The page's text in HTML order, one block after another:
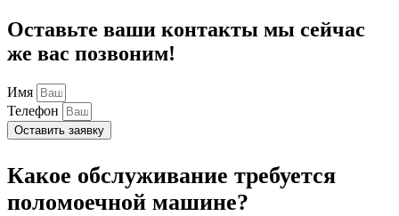
Оставьте ваши контакты мы сейчас
же вас позвоним!
Имя
Телефон
Оставить заявку
Какое обслуживание требуется
поломоечной машине?